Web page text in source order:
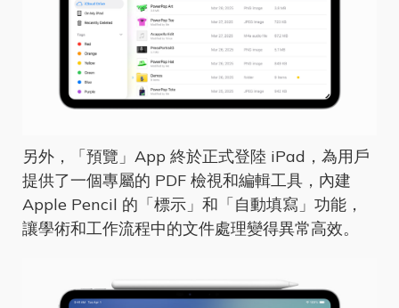
另外，「預覽」App 終於正式登陸 iPad，為用戶
提供了一個專屬的 PDF 檢視和編輯工具，內建
Apple Pencil 的「標示」和「自動填寫」功能，
讓學術和工作流程中的文件處理變得異常高效。